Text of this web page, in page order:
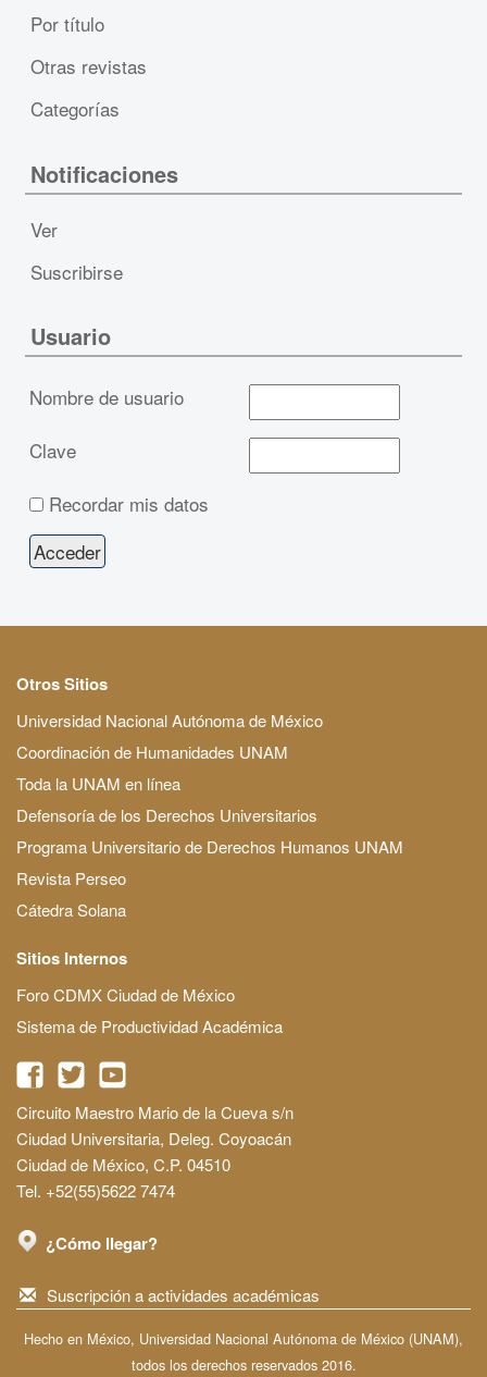
Por título
Otras revistas
Categorías
Notificaciones
Ver
Suscribirse
Usuario
Nombre de usuario
Clave
Recordar mis datos
Otros Sitios
Universidad Nacional Autónoma de México
Coordinación de Humanidades UNAM
Toda la UNAM en línea
Defensoría de los Derechos Universitarios
Programa Universitario de Derechos Humanos UNAM
Revista Perseo
Cátedra Solana
Sitios Internos
Foro CDMX Ciudad de México
Sistema de Productividad Académica
Circuito Maestro Mario de la Cueva s/n
Ciudad Universitaria, Deleg. Coyoacán
Ciudad de México, C.P. 04510
Tel. +52(55)5622 7474
¿Cómo llegar?
Suscripción a actividades académicas
Hecho en México, Universidad Nacional Autónoma de México (UNAM),
todos los derechos reservados 2016.